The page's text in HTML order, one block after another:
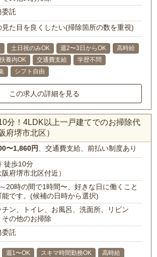
委託
見た目を良くしたい(掃除箇所の数を重視)
土日祝のみOK 週2〜3日からOK
高時給
扶養内OK 交通費支給
学歴不問
シフト自由
この求人の詳細を見る
分！4LDK以上一戸建てでのお掃除代
府堺市北区）
〜1,860円 、交通費支給、前払い制度あり
徒歩10分
阪府堺市北区付近）
20時の間で1時間〜、好きな日に働くこと
能です。(候補の日時から選択)
チン、トイレ、お風呂、洗面所、リビン
その他のお掃除
委託
週1〜OK スキマ時間勤務OK
高時給